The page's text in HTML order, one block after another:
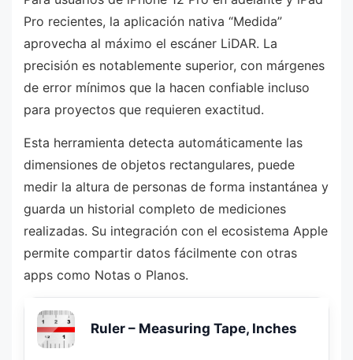
Pro recientes, la aplicación nativa “Medida”
aprovecha al máximo el escáner LiDAR. La
precisión es notablemente superior, con márgenes
de error mínimos que la hacen confiable incluso
para proyectos que requieren exactitud.
Esta herramienta detecta automáticamente las
dimensiones de objetos rectangulares, puede
medir la altura de personas de forma instantánea y
guarda un historial completo de mediciones
realizadas. Su integración con el ecosistema Apple
permite compartir datos fácilmente con otras
apps como Notas o Planos.
Ruler – Measuring Tape, Inches